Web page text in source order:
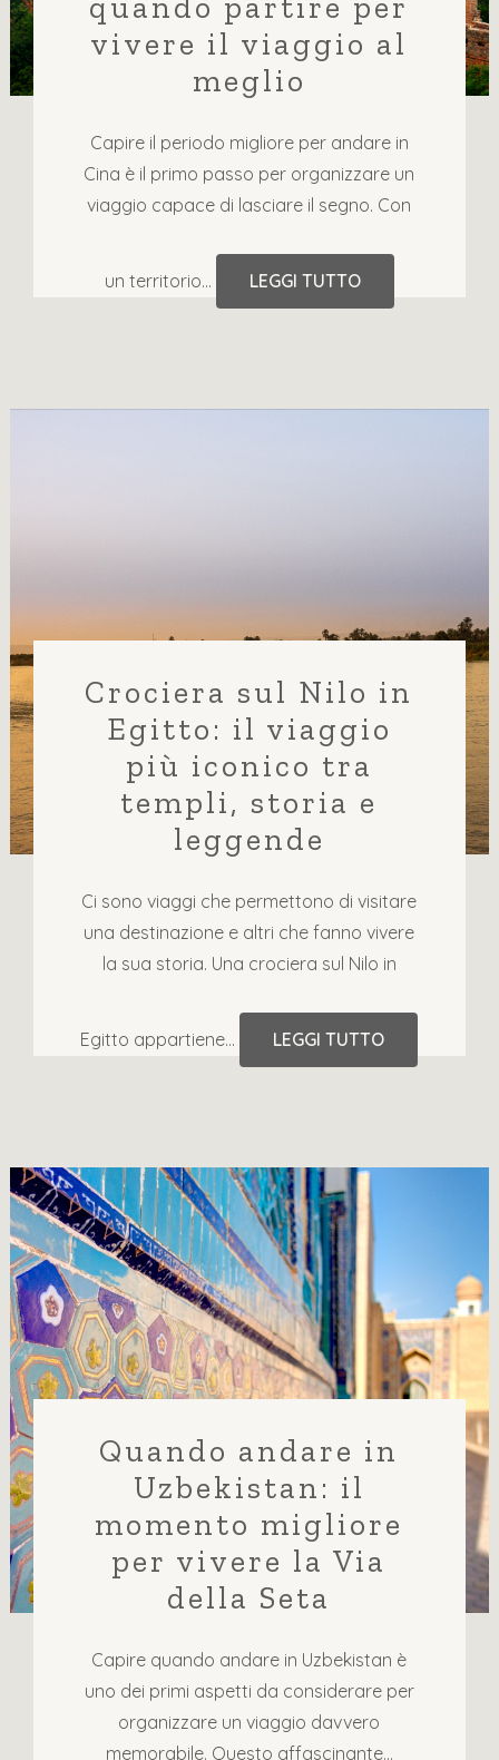
vivere il viaggio al
meglio
Capire il periodo migliore per andare in
Cina è il primo passo per organizzare un
viaggio capace di lasciare il segno. Con
un territorio... LEGGI TUTTO
Crociera sul Nilo in
Egitto: il viaggio
più iconico tra
templi, storia e
leggende
Ci sono viaggi che permettono di visitare
una destinazione e altri che fanno vivere
la sua storia. Una crociera sul Nilo in
Egitto appartiene... LEGGI TUTTO
Quando andare in
Uzbekistan: il
momento migliore
per vivere la Via
della Seta
Capire quando andare in Uzbekistan è
uno dei primi aspetti da considerare per
organizzare un viaggio davvero
memorabile. Questo affascinante...